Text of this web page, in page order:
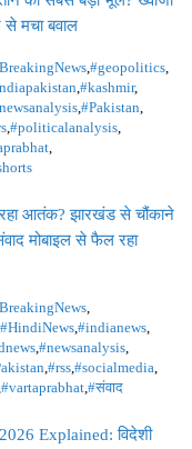
मचा बवाल
,#geopolitics,
,#kashmir,
,#Pakistan,
,#politicalanalysis,
,
आतंक? झारखंड से चौंकाने
मोबाइल से फैल रहा
,
#HindiNews,#indianews,
,#newsanalysis,
,#rss,#socialmedia,
#vartaprabhat,#संवाद
Explained: विदेशी